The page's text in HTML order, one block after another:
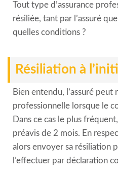
Tout type d’assurance
résiliée, tant par l’assuré
quelles conditions ?
Résiliation à
Bien entendu, l’assuré peut
professionnelle lorsque le
Dans ce cas le plus
préavis de 2 mois. En
alors envoyer sa résiliation
l’effectuer par déclaration